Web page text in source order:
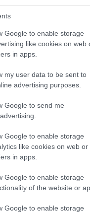
Google to enable storage
like cookies on web
in apps.
my user data to be sent to
advertising purposes.
Google to send me
Google to enable storage
like cookies on web or
in apps.
Google to enable storage
of the website or
Google to enable storage
HIRDETÉS
Pénz7
az
ad okot